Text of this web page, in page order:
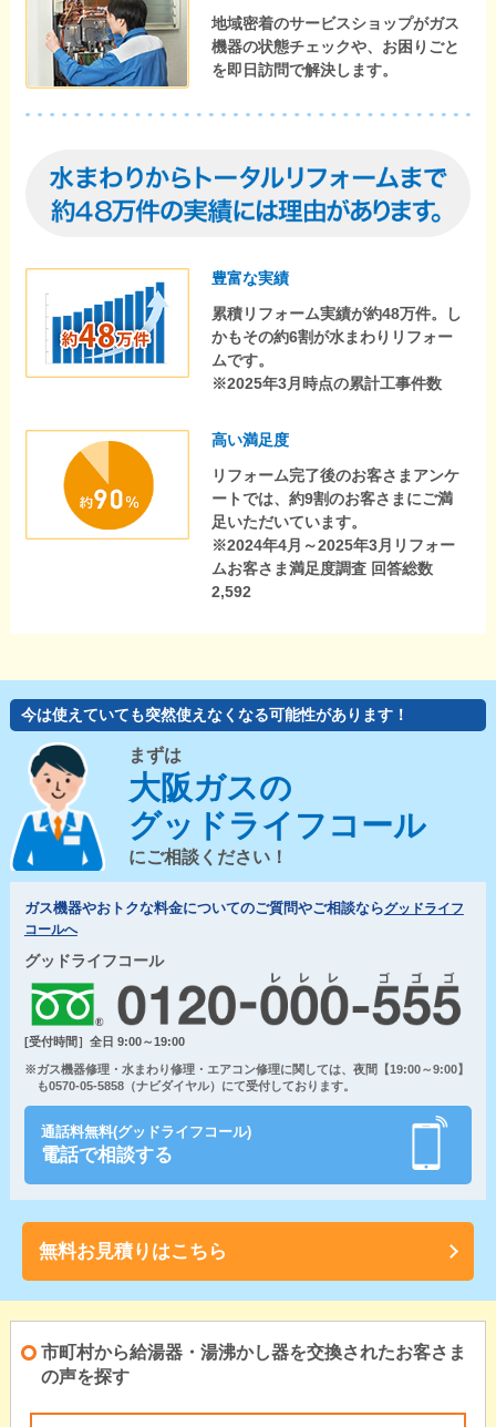
地域密着のサービスショップがガス
機器の状態チェックや、お困りごと
を即日訪問で解決します。
豊富な実績
累積リフォーム実績が約48万件。し
かもその約6割が水まわりリフォー
ムです。
※2025年3月時点の累計工事件数
高い満足度
リフォーム完了後のお客さまアンケ
ートでは、約9割のお客さまにご満
足いただいています。
※2024年4月～2025年3月リフォー
ムお客さま満足度調査 回答総数
2,592
今は使えていても突然使えなくなる可能性があります！
まずは
大阪ガスの
グッドライフコール
にご相談ください！
ガス機器やおトクな料金についてのご質問やご相談ならグッドライフ
コールへ
グッドライフコール
[受付時間］全日 9:00～19:00
※ガス機器修理・水まわり修理・エアコン修理に関しては、夜間【19:00～9:00】
も0570-05-5858（ナビダイヤル）にて受付しております。
通話料無料(グッドライフコール)
電話で相談する
無料お見積りはこちら
市町村から給湯器・湯沸かし器を交換されたお客さま
の声を探す